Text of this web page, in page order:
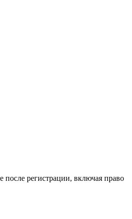
регистрации, включая право